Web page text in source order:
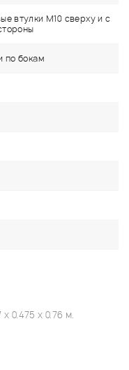
втулки M10 сверху и с
по бокам
0.475 x 0.76 м.